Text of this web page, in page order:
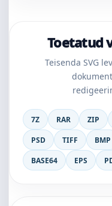
Toetatud
Teisenda SVG
7Z RAR ZIP
PSD
TIFF BMP
BASE64
EPS